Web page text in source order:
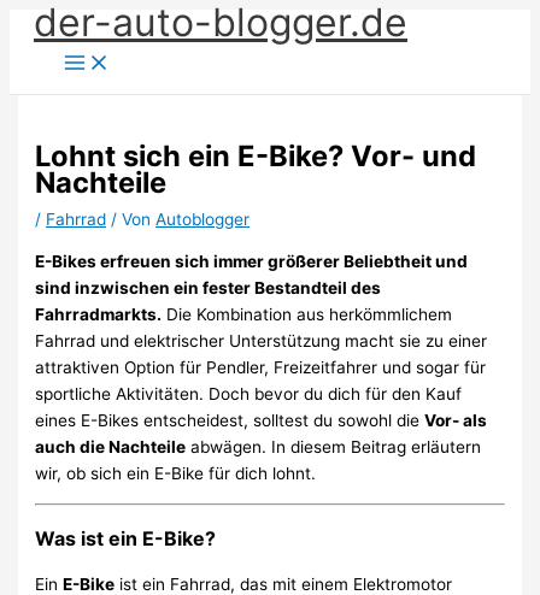
Zum
Inhalt
springen
der-auto-blogger.de
Lohnt sich ein E-Bike? Vor- und
Nachteile
/ Fahrrad / VonAutoblogger
E-Bikes erfreuen sich immer größerer Beliebtheit und
sind inzwischen ein fester Bestandteil des
Fahrradmarkts. Die Kombination aus herkömmlichem
Fahrrad und elektrischer Unterstützung macht sie zu einer
attraktiven Option für Pendler, Freizeitfahrer und sogar für
sportliche Aktivitäten. Doch bevor du dich für den Kauf
eines E-Bikes entscheidest, solltest du sowohl dieVor- als
auch die Nachteile abwägen. In diesem Beitrag erläutern
wir, ob sich ein E-Bike für dich lohnt.
Was ist ein E-Bike?
EinE-Bike ist ein Fahrrad, das mit einem Elektromotor